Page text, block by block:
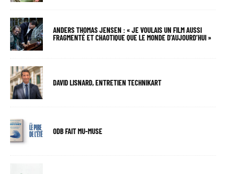
ANDERS THOMAS JENSEN : « JE VOULAIS UN FILM AUSSI
FRAGMENTÉ ET CHAOTIQUE QUE LE MONDE D’AUJOURD’HUI »
DAVID LISNARD, ENTRETIEN TECHNIKART
ODB FAIT MU-MUSE